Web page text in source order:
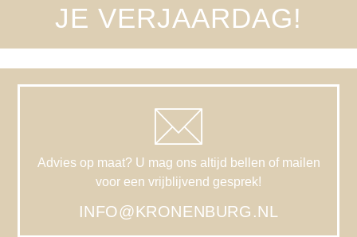
JE VERJAARDAG!
Advies op maat? U mag ons altijd bellen of mailen
voor een vrijblijvend gesprek!
INFO@KRONENBURG.NL